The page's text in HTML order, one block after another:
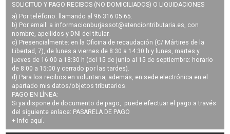
SOLICITUD Y PAGO RECIBOS (NO DOMICILIADOS) O LIQUIDACIONES
a) Por teléfono: llamando al 96 316 05 65.
b) Por email: a informacionburjassot@atenciontributaria.es, con
nombre, apellidos y DNI del titular.
c) Presencialmente: en la Oficina de recaudación (C/ Mártires de la
Libertad, 7), de lunes a viernes de 8:30 a 14:30 h y lunes, martes y
jueves de 16:00 a 18:30 h (del 15 de junio al 15 de septiembre: horario
de 8:00 a 15:00 y cerrado por las tardes).
d) Para los recibos en voluntaria, además, en sede electrónica en el
apartado mis datos/objetos tributarios.
PAGO EN LÍNEA:
Si ya dispone de documento de pago, puede efectuar el pago a través
del siguiente enlace: PASARELA DE PAGO
+ Info aquí.